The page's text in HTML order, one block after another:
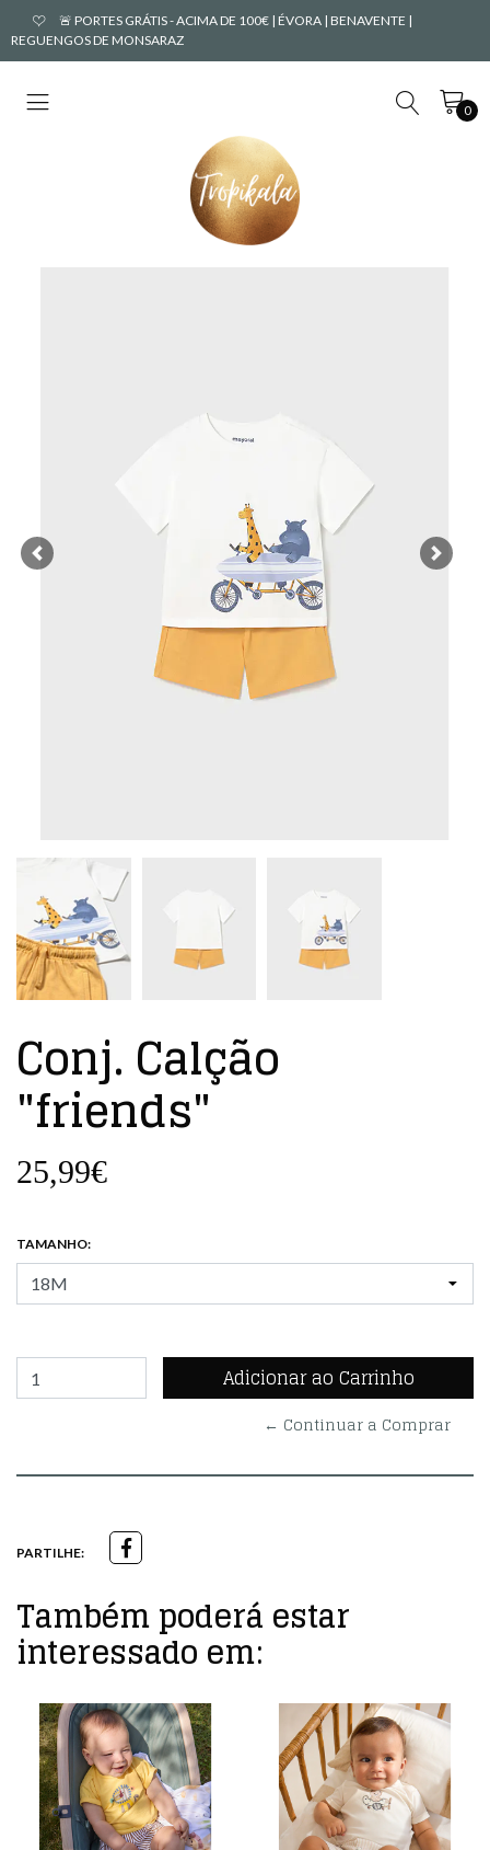
🚨 PORTES GRÁTIS - ACIMA DE 100€ | ÉVORA | BENAVENTE |
REGUENGOS DE MONSARAZ
0
Previous Next
Conj. Calção
"friends"
25,99€
TAMANHO:
← Continuar a Comprar
PARTILHE:
Também poderá estar
interessado em: